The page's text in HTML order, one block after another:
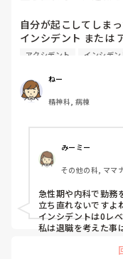
自分が起こしてしま
インシデント または
立ち直れず
アクシデント インシデン
ねー
精神科, 病棟
みーミー
その他の科, ママ
急性期や内科で勤務
立ち直れないですよ
インシデントは0レ
私は退職を考えた事
もありますが、次こ